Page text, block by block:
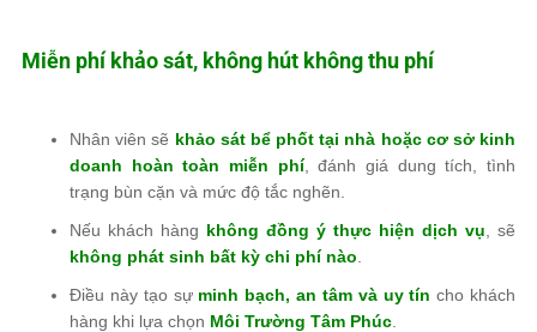
Miễn phí khảo sát, không hút không thu phí
Nhân viên sẽ khảo sát bể phốt tại nhà hoặc cơ sở kinh
doanh hoàn toàn miễn phí, đánh giá dung tích, tình
trạng bùn cặn và mức độ tắc nghẽn.
Nếu khách hàng không đồng ý thực hiện dịch vụ , sẽ
không phát sinh bất kỳ chi phí nào
Điều này tạo sự minh bạch, an tâm và uy tín cho khách
hàng khi lựa chọn Môi Trường Tâm Phúc